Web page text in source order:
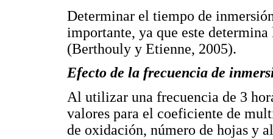
Determinar el tiempo de
importante, ya que este
(Berthouly y Etienne, 2005).
Efecto de la frecuencia de
Al utilizar una frecuencia de 3
valores para el coeficiente de
de oxidación, número de hojas y